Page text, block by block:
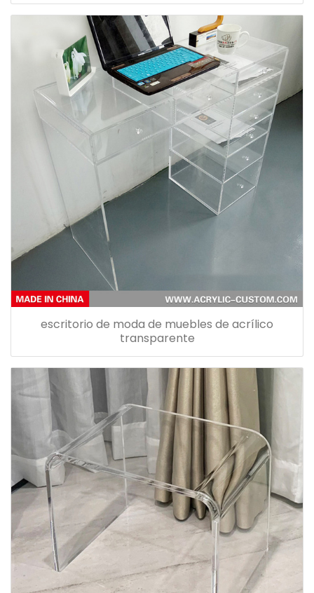
escritorio de moda de muebles de acrílico
transparente